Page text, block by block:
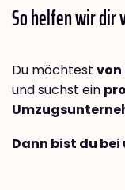
So helfen wir dir
Du möchtest von
und suchst ein
Dann bist du